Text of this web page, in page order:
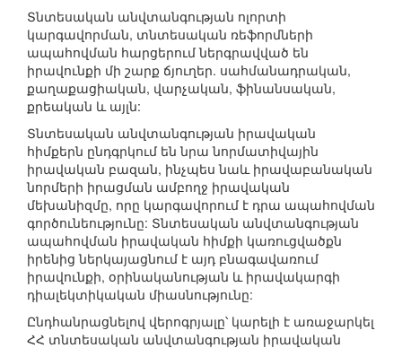
Տնտեսական անվտանգության ոլորտի
կարգավորման, տնտեսական ռեֆորմների
ապահովման հարցերում ներգրավված են
իրավունքի մի շարք ճյուղեր. սահմանադրական,
քաղաքացիական, վարչական, ֆինանսական,
քրեական և այլն:
Տնտեսական անվտանգության իրավական
հիմքերն ընդգրկում են նրա նորմատիվային
իրավական բազան, ինչպես նաև իրավաբանական
նորմերի իրացման ամբողջ իրավական
մեխանիզմը, որը կարգավորում է դրա ապահովման
գործունեությունը: Տնտեսական անվտանգության
ապահովման իրավական հիմքի կառուցվածքն
իրենից ներկայացնում է այդ բնագավառում
իրավունքի, օրինականության և իրավակարգի
դիալեկտիկական միասնությունը:
Ընդհանրացնելով վերոգրյալը՝ կարելի է առաջարկել
ՀՀ տնտեսական անվտանգության իրավական